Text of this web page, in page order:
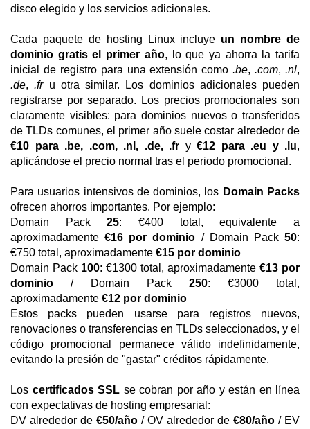
disco elegido y los servicios adicionales.
Cada paquete de hosting Linux incluye un nombre de
dominio gratis el primer año, lo que ya ahorra la tarifa
inicial de registro para una extensión como.be,.com,.nl,
.de,.fru otra similar. Los dominios adicionales pueden
registrarse por separado. Los precios promocionales son
claramente visibles: para dominios nuevos o transferidos
de TLDs comunes, el primer año suele costar alrededor de
€10 para .be, .com, .nl, .de, .fr y €12 para .eu y .lu,
aplicándose el precio normal tras el periodo promocional.
Para usuarios intensivos de dominios, los Domain Packs
ofrecen ahorros importantes. Por ejemplo:
Domain Pack25: €400 total, equivalente a
aproximadamente€16 por dominio / Domain Pack50:
€750 total, aproximadamente €15 por dominio
Domain Pack 100: €1300 total, aproximadamente €13 por
dominio / Domain Pack 250: €3000 total,
aproximadamente €12 por dominio
Estos packs pueden usarse para registros nuevos,
renovaciones o transferencias en TLDs seleccionados, y el
código promocional permanece válido indefinidamente,
evitando la presión de "gastar" créditos rápidamente.
Los certificados SSL se cobran por año y están en línea
con expectativas de hosting empresarial:
DV alrededor de €50/año / OV alrededor de €80/año / EV